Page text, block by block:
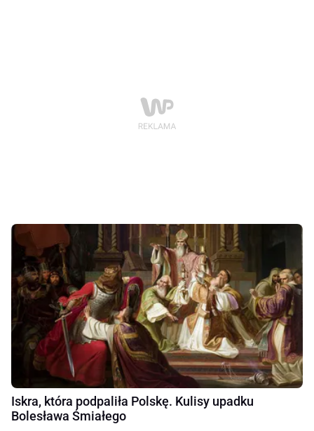
Iskra, która podpaliła Polskę. Kulisy upadku
Bolesława Śmiałego